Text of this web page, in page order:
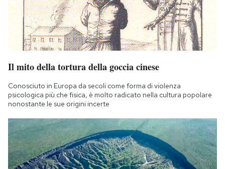
Il mito della tortura della goccia cinese
Conosciuto in Europa da secoli come forma di violenza
psicologica più che fisica, è molto radicato nella cultura popolare
nonostante le sue origini incerte